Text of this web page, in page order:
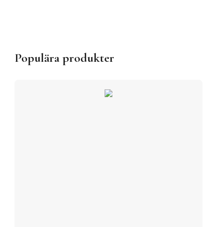
Populära produkter